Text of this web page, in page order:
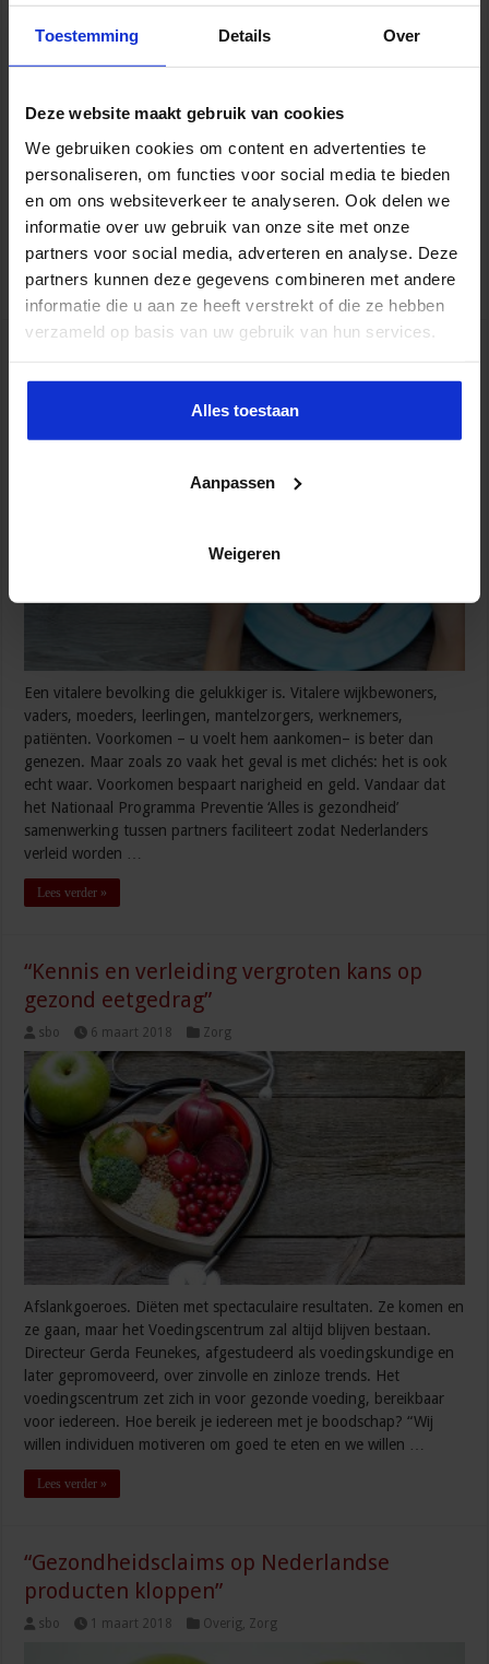
Toestemming Details Over
Deze website maakt gebruik van cookies
We gebruiken cookies om content en advertenties te
personaliseren, om functies voor social media te bieden
en om ons websiteverkeer te analyseren. Ook delen we
informatie over uw gebruik van onze site met onze
partners voor social media, adverteren en analyse. Deze
partners kunnen deze gegevens combineren met andere
informatie die u aan ze heeft verstrekt of die ze hebben
verzameld op basis van uw gebruik van hun services.
Alles toestaan
Aanpassen
Weigeren
van wellicht Pokémon Go zetten de meeste games slechts beperkt
aan tot voldoende beweging. Minder beweging gecombineerd
met slechte eetgewoonten draagt eraan bij dat de jeugd steeds
dikker wordt en worstelt met co-morbiditeit zoals diabetes. Voor
dat deel van de jeugd is het tijd voor een gecombineerd offensief:
Let’s GO! …
Lees verder »
gezondheid van mensen”
Zorg
Een vitalere bevolking die gelukkiger is. Vitalere wijkbewoners,
vaders, moeders, leerlingen, mantelzorgers, werknemers,
patiënten. Voorkomen – u voelt hem aankomen– is beter dan
genezen. Maar zoals zo vaak het geval is met clichés: het is ook
echt waar. Voorkomen bespaart narigheid en geld. Vandaar dat
het Nationaal Programma Preventie ‘Alles is gezondheid’
samenwerking tussen partners faciliteert zodat Nederlanders
verleid worden …
Lees verder »
“Kennis en verleiding vergroten kans op
gezond eetgedrag”
sbo 6 maart 2018 Zorg
Afslankgoeroes. Diëten met spectaculaire resultaten. Ze komen en
ze gaan, maar het Voedingscentrum zal altijd blijven bestaan.
Directeur Gerda Feunekes, afgestudeerd als voedingskundige en
later gepromoveerd, over zinvolle en zinloze trends. Het
voedingscentrum zet zich in voor gezonde voeding, bereikbaar
voor iedereen. Hoe bereik je iedereen met je boodschap? “Wij
willen individuen motiveren om goed te eten en we willen …
Lees verder »
“Gezondheidsclaims op Nederlandse
producten kloppen”
sbo 1 maart 2018 Overig, Zorg